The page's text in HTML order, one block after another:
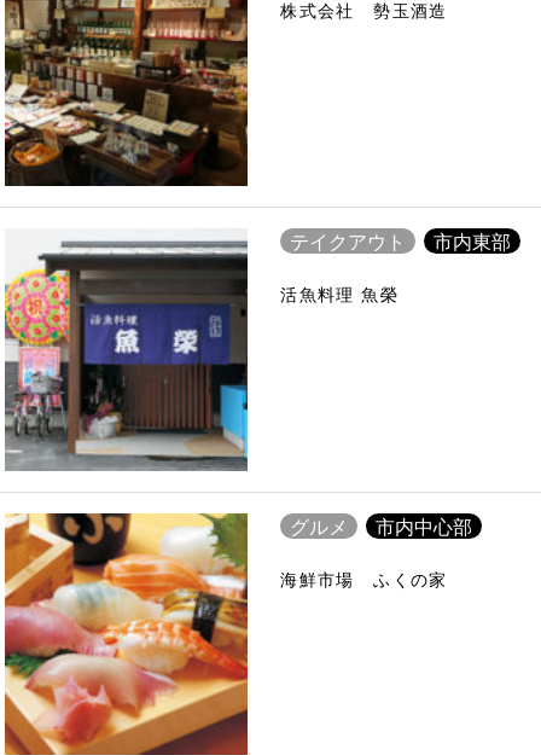
株式会社 勢玉酒造
テイクアウト 市内東部
活魚料理 魚榮
グルメ 市内中心部
海鮮市場 ふくの家